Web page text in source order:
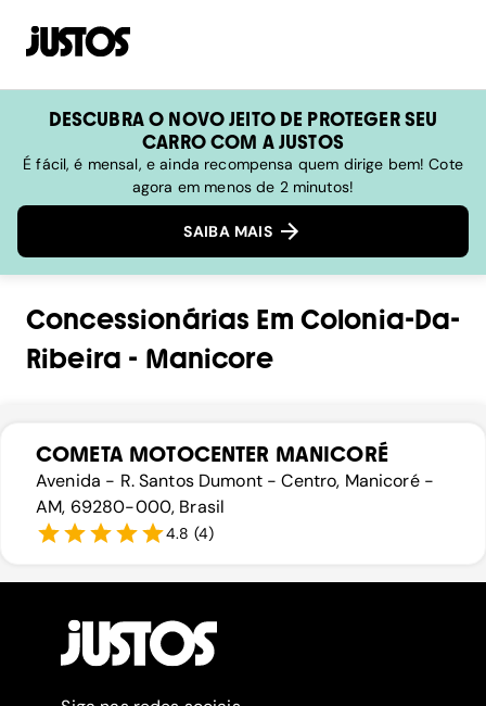
DESCUBRA O NOVO JEITO DE PROTEGER SEU
CARRO COM A JUSTOS
É fácil, é mensal, e ainda recompensa quem dirige bem! Cote
agora em menos de 2 minutos!
SAIBA MAIS
Concessionárias Em Colonia-Da-
Ribeira - Manicore
COMETA MOTOCENTER MANICORÉ
Avenida - R. Santos Dumont - Centro, Manicoré -
AM, 69280-000, Brasil
4.8 (4)